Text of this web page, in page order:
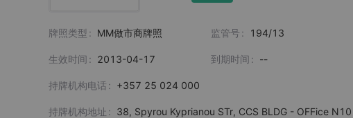
牌照类型 MM做市商牌照 监管号 194/13
生效时间 2013-04-17 到期时间 --
持牌机构电话 +357 25 024 000
持牌机构地址
38, Spyrou Kyprianou STr, CCS BLDG - OFFice